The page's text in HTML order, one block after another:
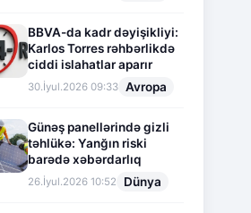
BBVA-da kadr dəyişikliyi:
Karlos Torres rəhbərlikdə
ciddi islahatlar aparır
30.İyul.2026 09:33 Avropa
Günəş panellərində gizli
təhlükə: Yanğın riski
barədə xəbərdarlıq
26.İyul.2026 10:52 Dünya